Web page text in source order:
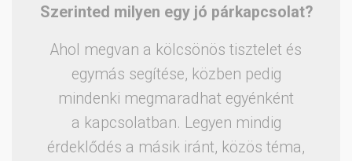
Szerinted milyen egy jó párkapcsolat?
Ahol megvan a kölcsönös tisztelet és
egymás segítése, közben pedig
mindenki megmaradhat egyénként
a kapcsolatban. Legyen mindig
érdeklődés a másik iránt, közös téma,